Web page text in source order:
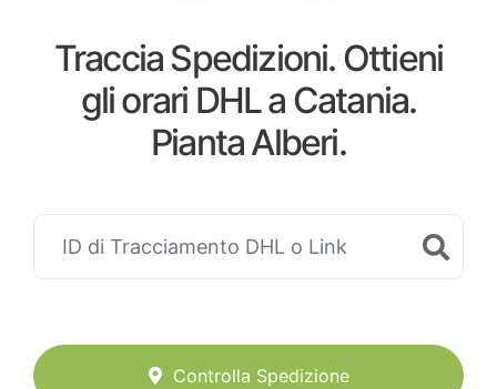
Traccia Spedizioni. Ottieni
gli orari DHL a Catania.
Pianta Alberi.
Controlla Spedizione